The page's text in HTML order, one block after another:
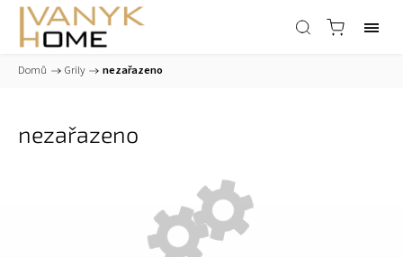
Domů / Grily / nezařazeno
nezařazeno